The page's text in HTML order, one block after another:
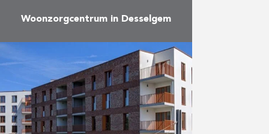
Woonzorgcentrum in Desselgem
Op een boogscheut van het
centrum van Desselgem werd het
woon- en zorghotel Aurélys eind
september voorlopig opgeleverd.
Het gebouw met 92 kamers
bevindt zich …